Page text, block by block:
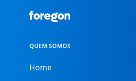
Foregon.com
QUEM SOMOS
Home